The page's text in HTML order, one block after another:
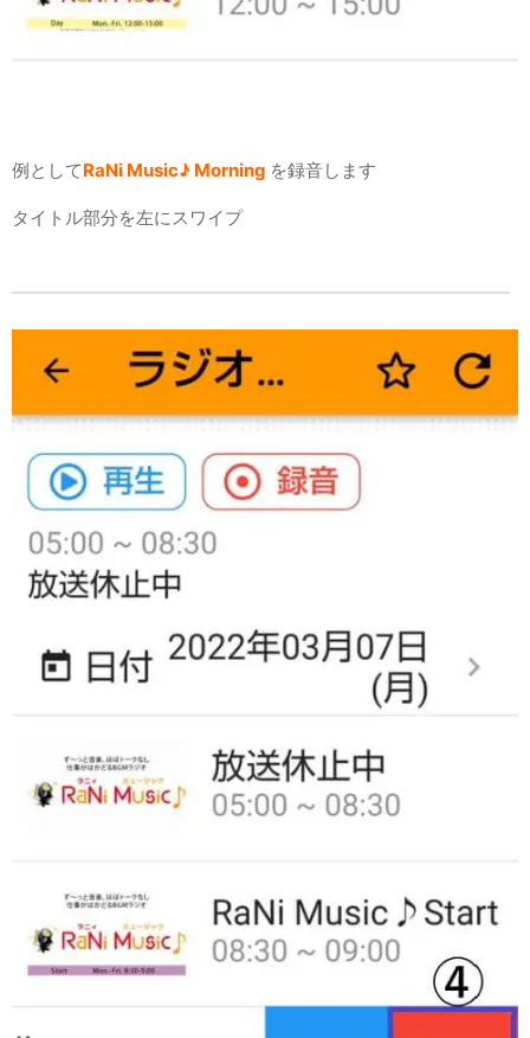
例としてRaNi Music♪ Morning を録音します
タイトル部分を左にスワイプ